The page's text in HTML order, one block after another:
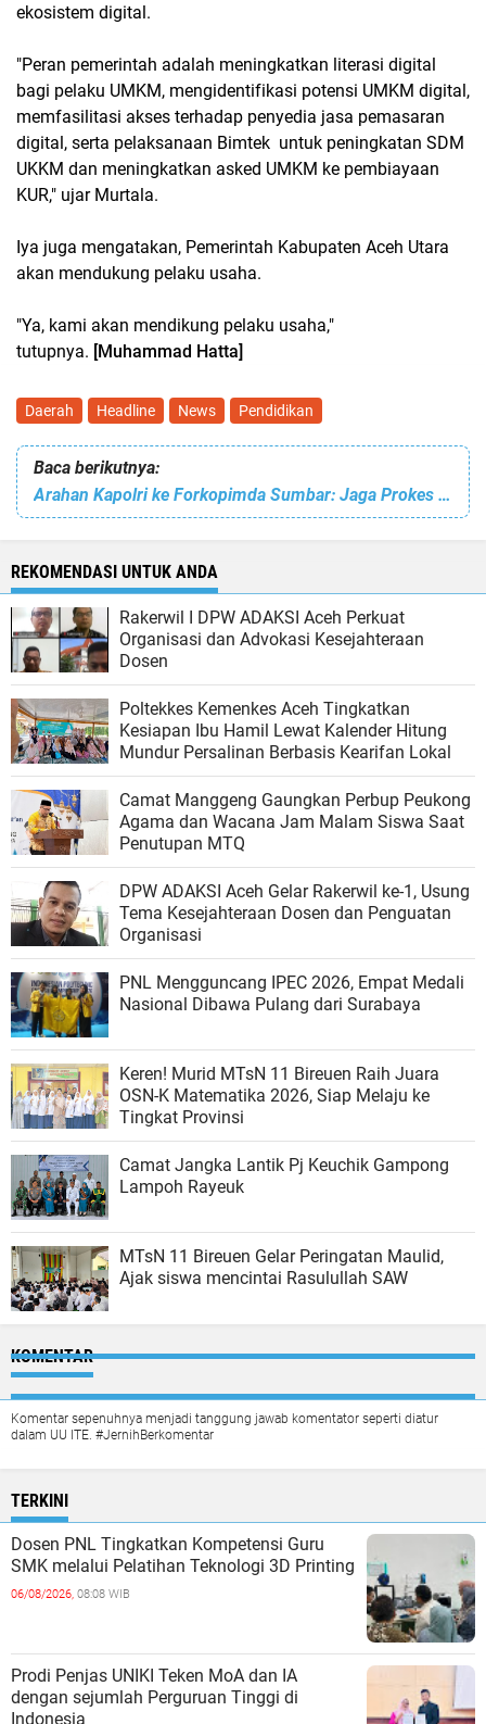
ekosistem digital.
"Peran pemerintah adalah meningkatkan literasi digital
bagi pelaku UMKM, mengidentifikasi potensi UMKM digital,
memfasilitasi akses terhadap penyedia jasa pemasaran
digital, serta pelaksanaan Bimtek untuk peningkatan SDM
UKKM dan meningkatkan asked UMKM ke pembiayaan
KUR," ujar Murtala.
Iya juga mengatakan, Pemerintah Kabupaten Aceh Utara
akan mendukung pelaku usaha.
"Ya, kami akan mendikung pelaku usaha,"
tutupnya. [Muhammad Hatta]
Daerah Headline News Pendidikan
Baca berikutnya:
Arahan Kapolri ke Forkopimda Sumbar: Jaga Prokes Hingga Akselerasi Vaksinasi ke Lansia
REKOMENDASI UNTUK ANDA
Rakerwil I DPW ADAKSI Aceh Perkuat
Organisasi dan Advokasi Kesejahteraan
Dosen
Poltekkes Kemenkes Aceh Tingkatkan
Kesiapan Ibu Hamil Lewat Kalender Hitung
Mundur Persalinan Berbasis Kearifan Lokal
Camat Manggeng Gaungkan Perbup Peukong
Agama dan Wacana Jam Malam Siswa Saat
Penutupan MTQ
DPW ADAKSI Aceh Gelar Rakerwil ke-1, Usung
Tema Kesejahteraan Dosen dan Penguatan
Organisasi
PNL Mengguncang IPEC 2026, Empat Medali
Nasional Dibawa Pulang dari Surabaya
Keren! Murid MTsN 11 Bireuen Raih Juara
OSN-K Matematika 2026, Siap Melaju ke
Tingkat Provinsi
Camat Jangka Lantik Pj Keuchik Gampong
Lampoh Rayeuk
MTsN 11 Bireuen Gelar Peringatan Maulid,
Ajak siswa mencintai Rasulullah SAW
KOMENTAR
Komentar sepenuhnya menjadi tanggung jawab komentator seperti diatur
dalam UU ITE. #JernihBerkomentar
TERKINI
Dosen PNL Tingkatkan Kompetensi Guru
SMK melalui Pelatihan Teknologi 3D Printing
06/08/2026, 08:08 WIB
Prodi Penjas UNIKI Teken MoA dan IA
dengan sejumlah Perguruan Tinggi di
Indonesia